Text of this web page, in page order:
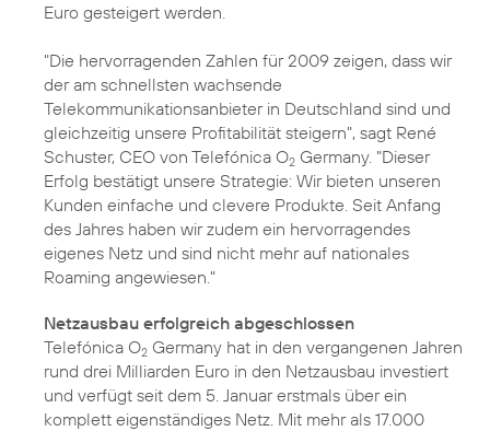
Euro gesteigert werden.
"Die hervorragenden Zahlen für 2009 zeigen, dass wir
der am schnellsten wachsende
Telekommunikationsanbieter in Deutschland sind und
gleichzeitig unsere Profitabilität steigern", sagt René
Schuster, CEO von Telefónica O2 Germany. "Dieser
Erfolg bestätigt unsere Strategie: Wir bieten unseren
Kunden einfache und clevere Produkte. Seit Anfang
des Jahres haben wir zudem ein hervorragendes
eigenes Netz und sind nicht mehr auf nationales
Roaming angewiesen."
Netzausbau erfolgreich abgeschlossen
Telefónica O2 Germany hat in den vergangenen Jahren
rund drei Milliarden Euro in den Netzausbau investiert
und verfügt seit dem 5. Januar erstmals über ein
komplett eigenständiges Netz. Mit mehr als 17.000